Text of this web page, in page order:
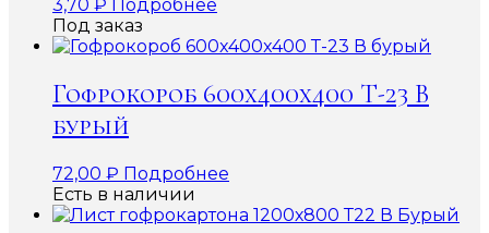
3,70 ₽ Подробнее
Под заказ
Гофрокороб 600x400x400 Т-23 В
бурый
72,00 ₽ Подробнее
Есть в наличии